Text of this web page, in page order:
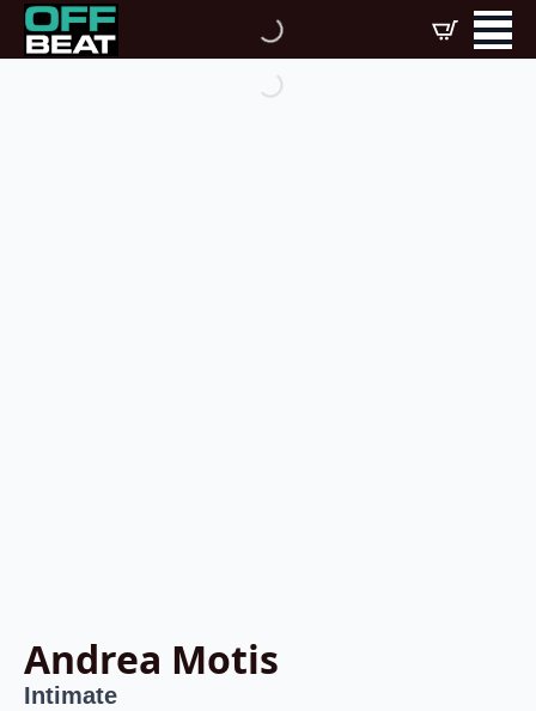
Andrea Motis
Intimate